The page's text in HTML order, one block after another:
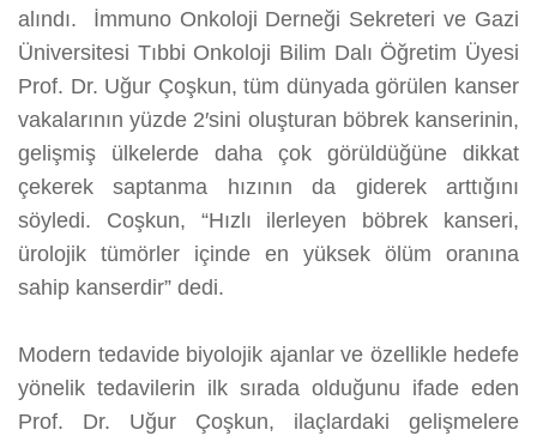
alındı. İmmuno Onkoloji Derneği Sekreteri ve Gazi
Üniversitesi Tıbbi Onkoloji Bilim Dalı Öğretim Üyesi
Prof. Dr. Uğur Çoşkun, tüm dünyada görülen kanser
vakalarının yüzde 2′sini oluşturan böbrek kanserinin,
gelişmiş ülkelerde daha çok görüldüğüne dikkat
çekerek saptanma hızının da giderek arttığını
söyledi. Coşkun, “Hızlı ilerleyen böbrek kanseri,
ürolojik tümörler içinde en yüksek ölüm oranına
sahip kanserdir” dedi.
Modern tedavide biyolojik ajanlar ve özellikle hedefe
yönelik tedavilerin ilk sırada olduğunu ifade eden
Prof. Dr. Uğur Çoşkun, ilaçlardaki gelişmelere